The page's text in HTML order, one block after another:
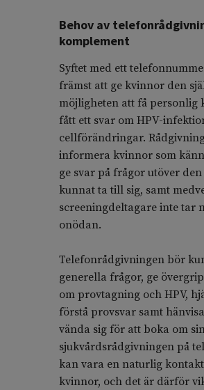
Behov av
komplement
Syftet med ett
främst att ge kvinnor den
möjligheten att få personlig
fått ett svar om HPV-
cellförändringar.
informera kvinnor som
ge svar på frågor utöver
kunnat ta till sig, samt
screeningdeltagare inte tar
onödan.
Telefonrådgivningen bör
generella frågor, ge
om provtagning och HPV,
förstå provsvar samt
vända sig för att boka om
sjukvårdsrådgivningen på
kan vara en naturlig
kvinnor, och det är därför